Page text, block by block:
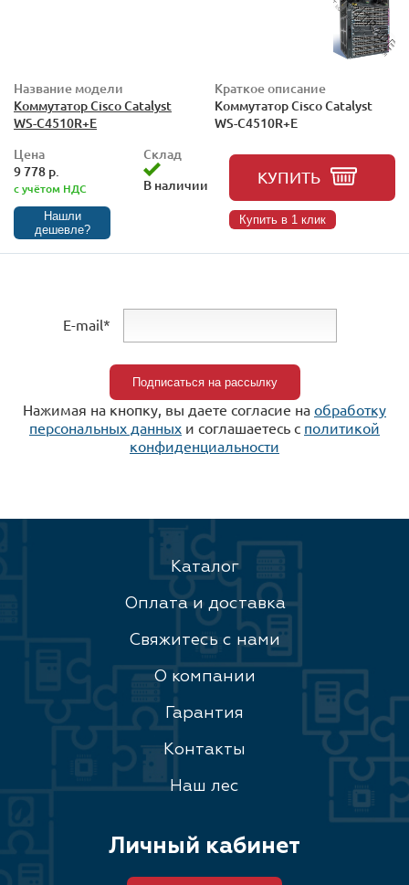
Название модели
Коммутатор Cisco Catalyst
WS-C4510R+E
Краткое описание
Коммутатор Cisco Catalyst
WS-C4510R+E
Цена
9 778 р.
с учётом НДС
Нашли
дешевле?
Склад
В наличии
КУПИТЬ
Купить в 1 клик
E-mail*
Нажимая на кнопку, вы даете согласие на обработку
персональных данных и соглашаетесь c политикой
конфиденциальности
Каталог
Оплата и доставка
Свяжитесь с нами
О компании
Гарантия
Контакты
Наш лес
Личный кабинет